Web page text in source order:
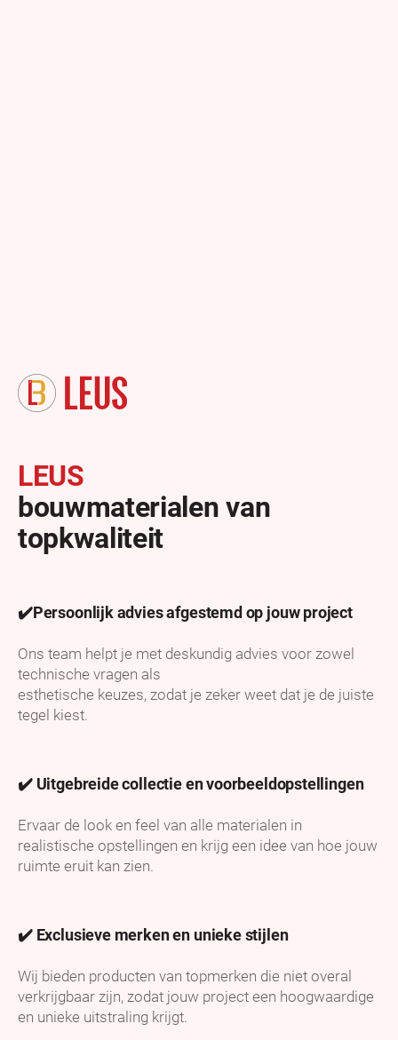
LEUS
bouwmaterialen van
topkwaliteit
✔️Persoonlijk advies afgestemd op jouw project
Ons team helpt je met deskundig advies voor zowel
technische vragen als
esthetische keuzes, zodat je zeker weet dat je de juiste
tegel kiest.
✔️ Uitgebreide collectie en voorbeeldopstellingen
Ervaar de look en feel van alle materialen in
realistische opstellingen en krijg een idee van hoe jouw
ruimte eruit kan zien.
✔️ Exclusieve merken en unieke stijlen
Wij bieden producten van topmerken die niet overal
verkrijgbaar zijn, zodat jouw project een hoogwaardige
en unieke uitstraling krijgt.